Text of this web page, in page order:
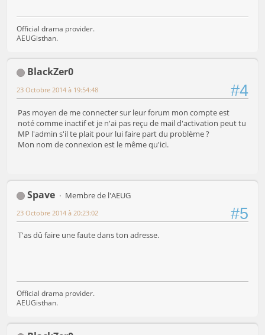
Official drama provider.
AEUGisthan.
BlackZer0
#4
23 Octobre 2014 à 19:54:48
Pas moyen de me connecter sur leur forum mon compte est
noté comme inactif et je n'ai pas reçu de mail d'activation peut tu
MP l'admin s'il te plait pour lui faire part du problème ?
Mon nom de connexion est le même qu'ici.
Spave Membre de l'AEUG
#5
23 Octobre 2014 à 20:23:02
T'as dû faire une faute dans ton adresse.
Official drama provider.
AEUGisthan.